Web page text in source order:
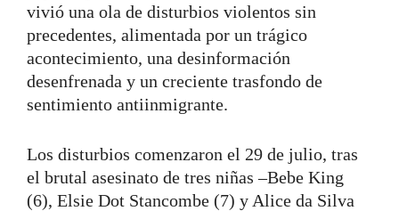
vivió una ola de disturbios violentos sin
precedentes, alimentada por un trágico
acontecimiento, una desinformación
desenfrenada y un creciente trasfondo de
sentimiento antiinmigrante.
Los disturbios comenzaron el 29 de julio, tras
el brutal asesinato de tres niñas –Bebe King
(6), Elsie Dot Stancombe (7) y Alice da Silva